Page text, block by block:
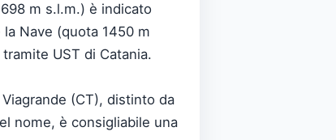
m s.l.m.) è indicato
Nave (quota 1450 m
UST di Catania.
(CT), distinto da
nome, è consigliabile una